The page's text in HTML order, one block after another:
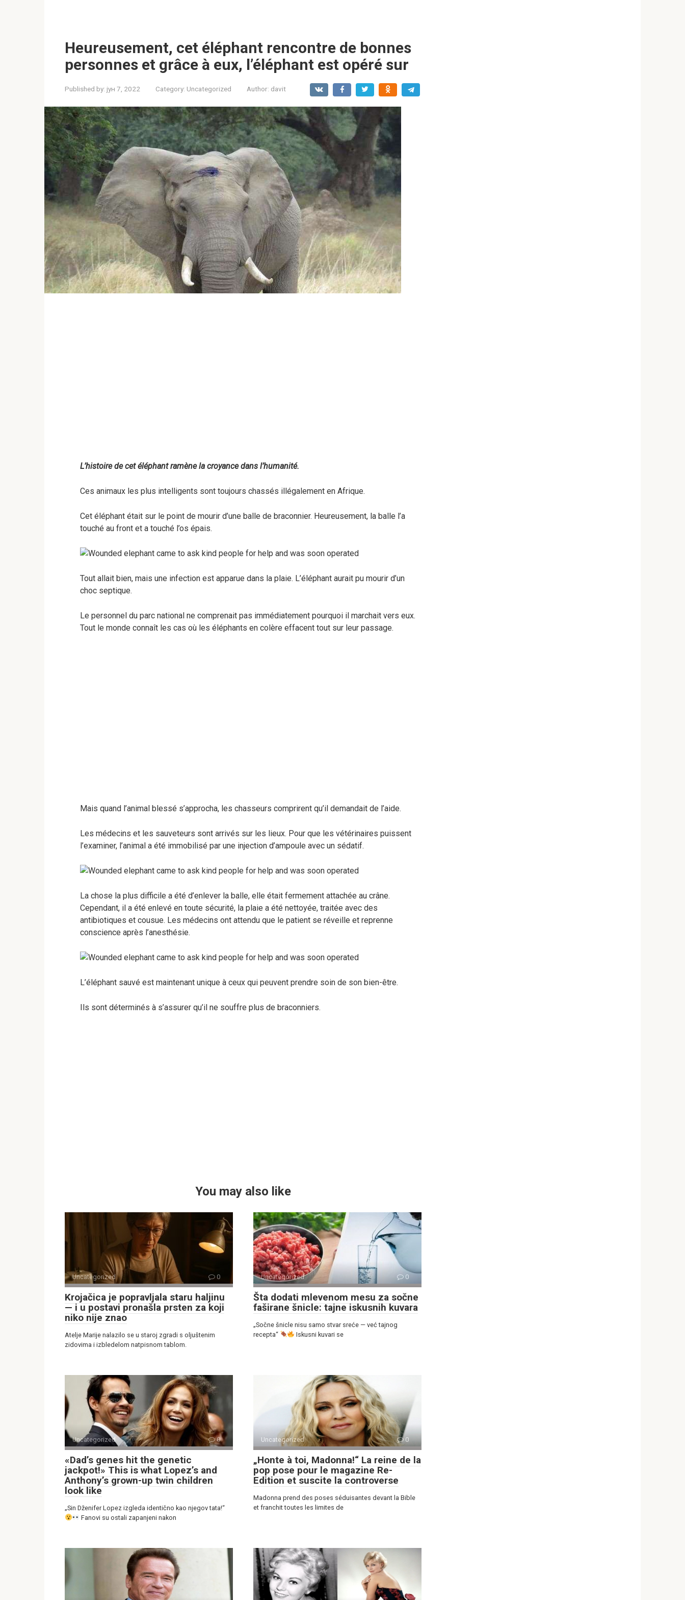
Heureusement, cet éléphant rencontre de bonnes
personnes et grâce à eux, l’éléphant est opéré sur
Published by: јун 7, 2022 Category: Uncategorized Author: davit
L’histoire de cet éléphant ramène la croyance dans l’humanité.
Ces animaux les plus intelligents sont toujours chassés illégalement en Afrique.
Cet éléphant était sur le point de mourir d’une balle de braconnier. Heureusement, la balle l’a
touché au front et a touché l’os épais.
Tout allait bien, mais une infection est apparue dans la plaie. L’éléphant aurait pu mourir d’un
choc septique.
Le personnel du parc national ne comprenait pas immédiatement pourquoi il marchait vers eux.
Tout le monde connaît les cas où les éléphants en colère effacent tout sur leur passage.
Mais quand l’animal blessé s’approcha, les chasseurs comprirent qu’il demandait de l’aide.
Les médecins et les sauveteurs sont arrivés sur les lieux. Pour que les vétérinaires puissent
l’examiner, l’animal a été immobilisé par une injection d’ampoule avec un sédatif.
La chose la plus difficile a été d’enlever la balle, elle était fermement attachée au crâne.
Cependant, il a été enlevé en toute sécurité, la plaie a été nettoyée, traitée avec des
antibiotiques et cousue. Les médecins ont attendu que le patient se réveille et reprenne
conscience après l’anesthésie.
L’éléphant sauvé est maintenant unique à ceux qui peuvent prendre soin de son bien-être.
Ils sont déterminés à s’assurer qu’il ne souffre plus de braconniers.
You may also like
Uncategorized 0
Krojačica je popravljala staru haljinu
— i u postavi pronašla prsten za koji
niko nije znao
Atelje Marije nalazilo se u staroj zgradi s oljuštenim
zidovima i izbledelom natpisnom tablom.
Uncategorized 0
Šta dodati mlevenom mesu za sočne
faširane šnicle: tajne iskusnih kuvara
„Sočne šnicle nisu samo stvar sreće — već tajnog
recepta“
Iskusni kuvari se
Uncategorized 0
«Dad’s genes hit the genetic
jackpot!» This is what Lopez’s and
Anthony’s grown-up twin children
look like
„Sin Dženifer Lopez izgleda identično kao njegov tata!“
Fanovi su ostali zapanjeni nakon
Uncategorized 0
„Honte à toi, Madonna!“ La reine de la
pop pose pour le magazine Re-
Edition et suscite la controverse
Madonna prend des poses séduisantes devant la Bible
et franchit toutes les limites de